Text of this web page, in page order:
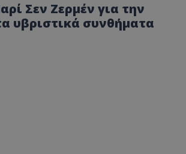
Σεν Ζερμέν για την
υβριστικά συνθήματα